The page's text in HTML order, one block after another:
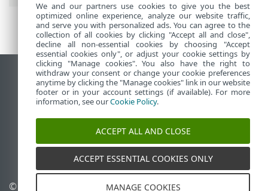
Afficher le site des postes de travail
End of Life
Base de connaissances ESET
Forum ESET
ESET Status Portal
Support régional
© 1992 - 2026 ESET, spol. s
We and our partners use cookies to give you the best
optimized online experience, analyze our website traffic,
and serve you with personalized ads. You can agree to the
collection of all cookies by clicking "Accept all and close",
decline all non-essential cookies by choosing "Accept
essential cookies only", or adjust your cookie settings by
clicking "Manage cookies". You also have the right to
withdraw your consent or change your cookie preferences
anytime by clicking the "Manage cookies" link in our website
footer or in your account settings (if available). For more
information, see ourCookie Policy.
ACCEPT ALL AND CLOSE
ACCEPT ESSENTIAL COOKIES ONLY
MANAGE COOKIES